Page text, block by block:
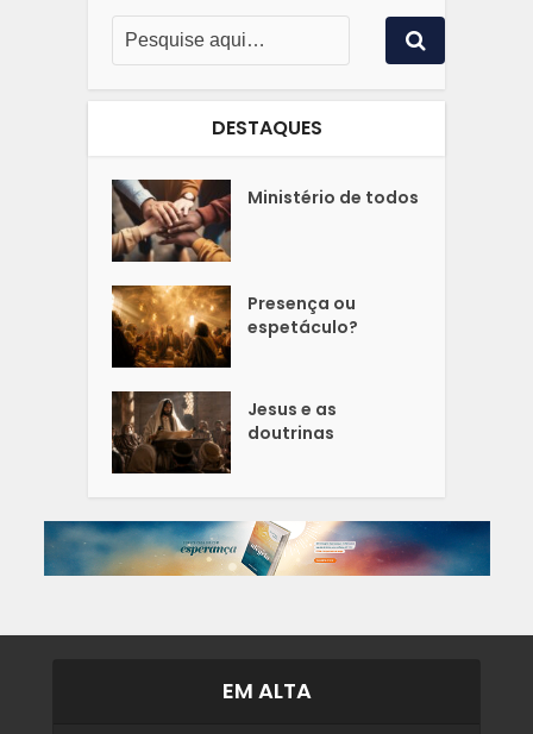
DESTAQUES
Ministério de todos
Presença ou
espetáculo?
Jesus e as
doutrinas
EM ALTA